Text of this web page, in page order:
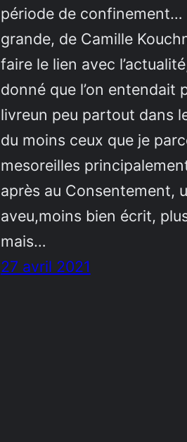
période de confinement…
grande, de Camille
faire le lien avec
donné que l’on entendait
livreun peu partout dans
du moins ceux que je
mesoreilles
après au Consentement,
aveu,moins bien écrit,
mais…
27 avril 2021